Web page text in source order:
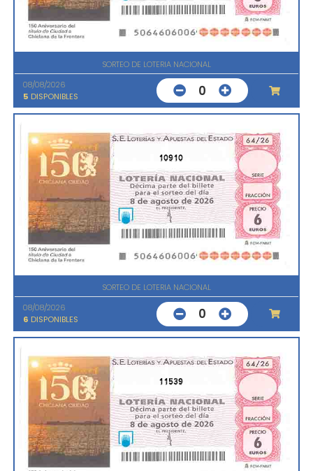
SORTEO DE LOTERIA NACIONAL
08/08/2026
5 DISPONIBLES 0
10910
SORTEO DE LOTERIA NACIONAL
08/08/2026
6 DISPONIBLES 0
11539